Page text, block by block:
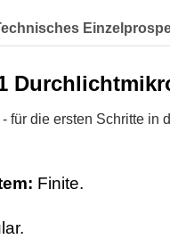
für die ersten Schritte in
Finite.